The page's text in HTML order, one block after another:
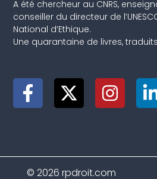
A été chercheur au CNRS,
conseiller du directeur de
National d’Ethique.
Une quarantaine de livres,
© 2026 rpdroit.com